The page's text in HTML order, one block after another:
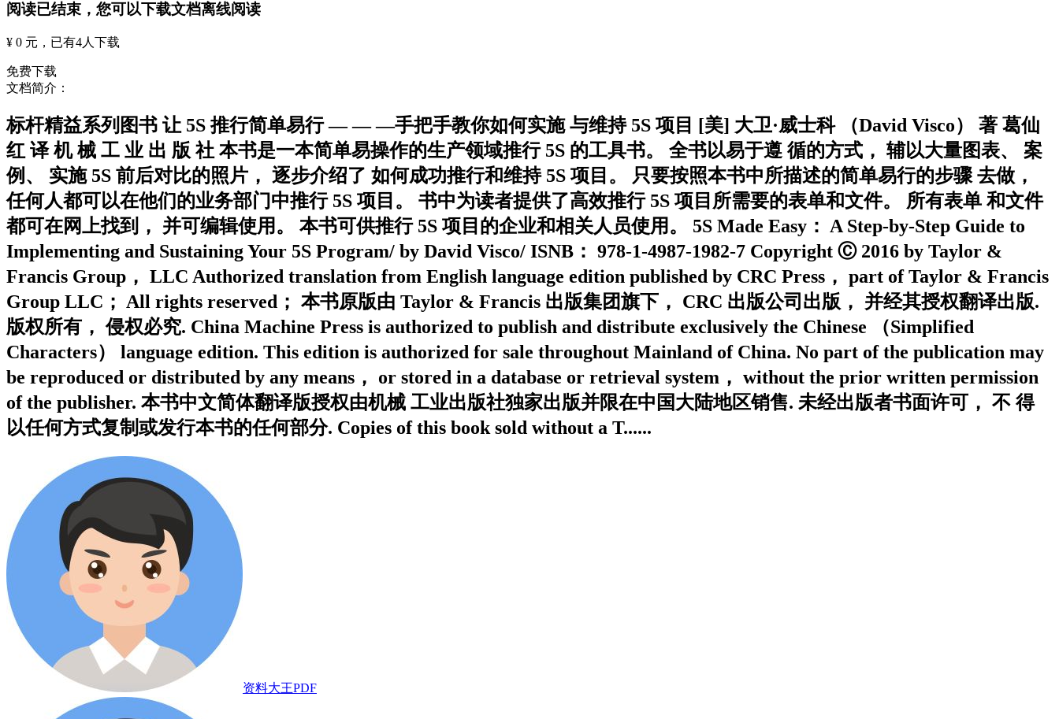
阅读已结束，您可以下载文档离线阅读
¥ 0 元 ，已有4人下载
免费下载
文档简介：
标杆精益系列图书 让 5S 推行简单易行 — — —手把手教你如何实施 与维持 5S 项目 [美] 大卫·威士科 （David Visco） 著 葛仙
红 译 机 械 工 业 出 版 社 本书是一本简单易操作的生产领域推行 5S 的工具书。 全书以易于遵 循的方式， 辅以大量图表、 案
例、 实施 5S 前后对比的照片， 逐步介绍了 如何成功推行和维持 5S 项目。 只要按照本书中所描述的简单易行的步骤 去做，
任何人都可以在他们的业务部门中推行 5S 项目。 书中为读者提供了高效推行 5S 项目所需要的表单和文件。 所有表单 和文件
都可在网上找到， 并可编辑使用。 本书可供推行 5S 项目的企业和相关人员使用。 5S Made Easy： A Step-by-Step Guide to
Implementing and Sustaining Your 5S Program/ by David Visco/ ISNB： 978-1-4987-1982-7 Copyright Ⓒ 2016 by Taylor &
Francis Group， LLC Authorized translation from English language edition published by CRC Press， part of Taylor & Francis
Group LLC； All rights reserved； 本书原版由 Taylor & Francis 出版集团旗下， CRC 出版公司出版， 并经其授权翻译出版.
版权所有， 侵权必究. China Machine Press is authorized to publish and distribute exclusively the Chinese （Simplified
Characters） language edition. This edition is authorized for sale throughout Mainland of China. No part of the publication may
be reproduced or distributed by any means， or stored in a database or retrieval system， without the prior written permission
of the publisher. 本书中文简体翻译版授权由机械 工业出版社独家出版并限在中国大陆地区销售. 未经出版者书面许可， 不 得
以任何方式复制或发行本书的任何部分. Copies of this book sold without a T......
资料大王PDF